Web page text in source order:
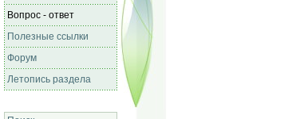
Вопрос - ответ
Полезные ссылки
Форум
Летопись раздела